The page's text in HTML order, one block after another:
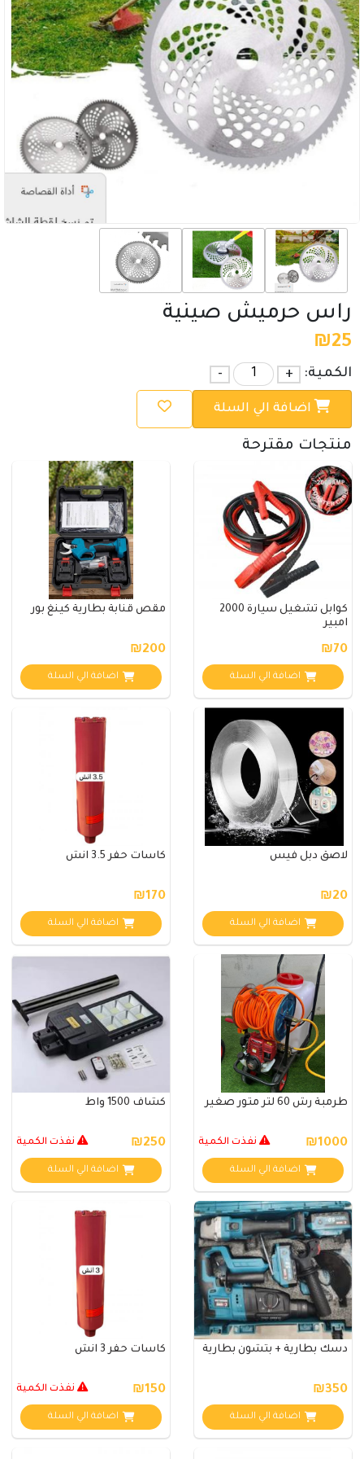
راس حرميش صينية
₪25
الكمية: +
-
اضافة الي السلة
منتجات مقترحة
كوابل تشغيل سيارة 2000
امبير
₪70
اضافة الي السلة
مقص قنابة بطارية كينغ بور
₪200
اضافة الي السلة
لاصق دبل فيس
₪20
اضافة الي السلة
كاسات حفر 3.5 انش
₪170
اضافة الي السلة
طرمبة رش 60 لتر متور صغير
₪1000 نفذت الكمية
اضافة الي السلة
كشاف 1500 واط
₪250 نفذت الكمية
اضافة الي السلة
دسك بطارية + بتشون بطارية
₪350
اضافة الي السلة
كاسات حفر 3 انش
₪150 نفذت الكمية
اضافة الي السلة